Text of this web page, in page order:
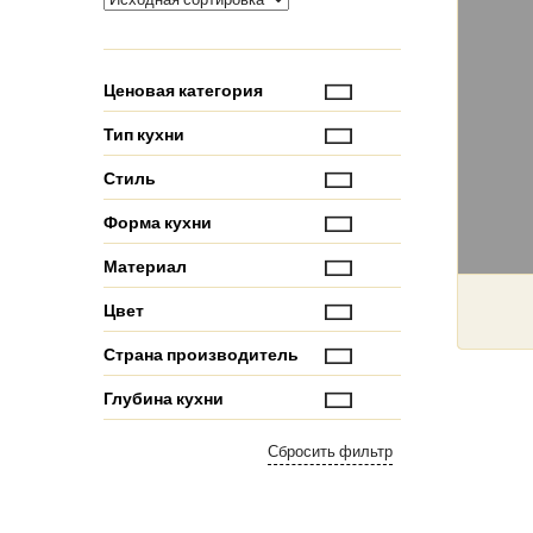
Ценовая категория
Тип кухни
Стиль
Форма кухни
Материал
Цвет
Страна производитель
Глубина кухни